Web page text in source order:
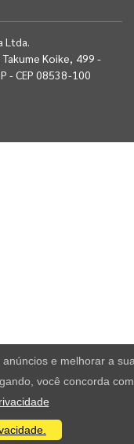
Ltda.
Koike, 499 -
- CEP 08538-100
e melhorar a
você concorda